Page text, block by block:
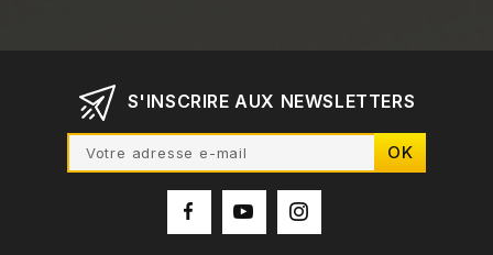
S'INSCRIRE AUX NEWSLETTERS